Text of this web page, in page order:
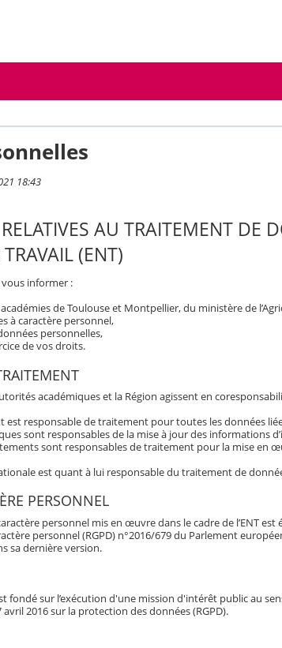
18:43
AU TRAITEMENT DE
(ENT)
informer :
de Toulouse et Montpellier, du ministère de
à caractère personnel,
personnelles,
de vos droits.
académiques et la Région agissent en
est responsable de traitement pour toutes les données
sont responsables de la mise à jour des informations
sont responsables de traitement pour la mise en
est quant à lui responsable du traitement de
PERSONNEL
personnel mis en œuvre dans le cadre de l’ENT
personnel (RGPD) n°2016/679 du Parlement
sa dernière version.
fondé sur l’exécution d'une mission d'intérêt public au
2016 sur la protection des données (RGPD).